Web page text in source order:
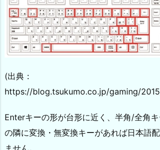
(出典：
https://blog.tsukumo.co.jp/gaming/
Enterキーの形が台形に近く、半角/全角
の隣に変換・無変換キーがあれば日本語